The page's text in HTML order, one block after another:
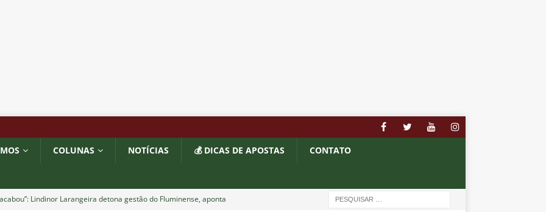
COLUNAS NOTÍCIAS 💰 DICAS DE APOSTAS CONTATO
Lindinor Larangeira detona gestão do Fluminense, aponta